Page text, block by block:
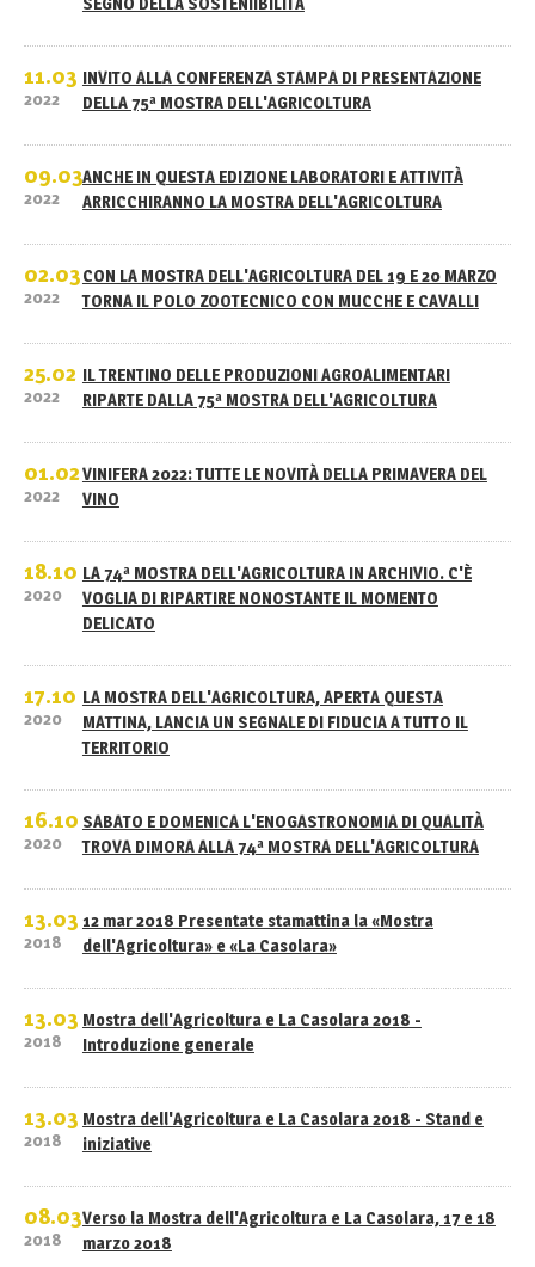
11.03
2022
INVITO ALLA CONFERENZA STAMPA DI PRESENTAZIONE
DELLA 75ª MOSTRA DELL'AGRICOLTURA
09.03
2022
ANCHE IN QUESTA EDIZIONE LABORATORI E ATTIVITÀ
ARRICCHIRANNO LA MOSTRA DELL'AGRICOLTURA
02.03
2022
CON LA MOSTRA DELL'AGRICOLTURA DEL 19 E 20 MARZO
TORNA IL POLO ZOOTECNICO CON MUCCHE E CAVALLI
25.02
2022
IL TRENTINO DELLE PRODUZIONI AGROALIMENTARI
RIPARTE DALLA 75ª MOSTRA DELL'AGRICOLTURA
01.02
2022
VINIFERA 2022: TUTTE LE NOVITÀ DELLA PRIMAVERA DEL
VINO
18.10
2020
LA 74ª MOSTRA DELL'AGRICOLTURA IN ARCHIVIO. C'È
VOGLIA DI RIPARTIRE NONOSTANTE IL MOMENTO
DELICATO
17.10
2020
LA MOSTRA DELL'AGRICOLTURA, APERTA QUESTA
MATTINA, LANCIA UN SEGNALE DI FIDUCIA A TUTTO IL
TERRITORIO
16.10
2020
SABATO E DOMENICA L'ENOGASTRONOMIA DI QUALITÀ
TROVA DIMORA ALLA 74ª MOSTRA DELL'AGRICOLTURA
13.03
2018
12 mar 2018 Presentate stamattina la «Mostra
dell'Agricoltura» e «La Casolara»
13.03
2018
Mostra dell'Agricoltura e La Casolara 2018 -
Introduzione generale
13.03
2018
Mostra dell'Agricoltura e La Casolara 2018 - Stand e
iniziative
08.03
2018
Verso la Mostra dell'Agricoltura e La Casolara, 17 e 18
marzo 2018